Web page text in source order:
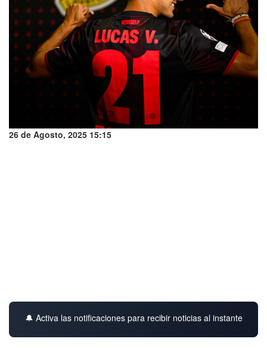
26 de Agosto, 2025 15:15
🔔 Activa las notificaciones para recibir noticias al instante